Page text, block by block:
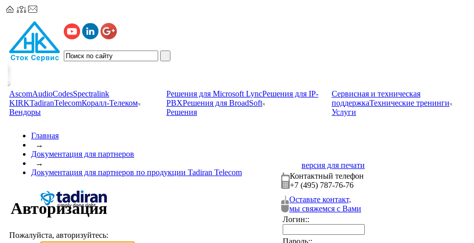
AscomAudioCodesSpectralink
KIRKTadiranTelecomКоралл-Телеком
Вендоры
Решения для Microsoft LyncРешения для IP-
PBXРешения для BroadSoft
Решения
Сервисная и техническая
поддержкаТехнические тренинги
Услуги
Главная
→
Документация для партнеров
→
Документация для партнеров по продукции Tadiran Telecom
Авторизация
Пожалуйста, авторизуйтесь:
версия для печати
Контактный телефон
+7 (495) 787-76-76
Оставьте контакт,
мы свяжемся с Вами
Логин::
Пароль::